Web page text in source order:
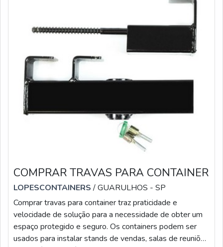
COMPRAR TRAVAS PARA CONTAINER
LOPESCONTAINERS/ GUARULHOS - SP
Comprar travas para container traz praticidade e
velocidade de solução para a necessidade de obter um
espaço protegido e seguro. Os containers podem ser
usados para instalar stands de vendas, salas de reuniões